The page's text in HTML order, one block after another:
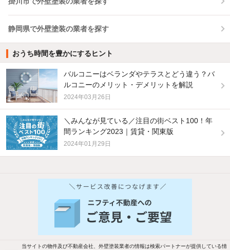
静岡県で外壁塗装の業者を探す
おうち時間を豊かにするヒント
バルコニーはベランダやテラスとどう違う？バ
ルコニーのメリット・デメリットを解説
2024年03月26日
＼みんなが見ている／注目の街ベスト100！年
間ランキング2023｜賃貸・関東版
2024年01月29日
他の人はこんな条件で絞り込んでいます！
バス・トイレ別 2階以上
駐車場あり ペット相談
新着物件メール通知
検索中の条件の新着物件情報をいち早く
当サイトの物件及び不動産会社、外壁塗装業者の情報は検索パートナーが提供している情